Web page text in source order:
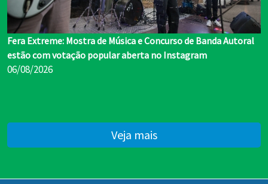
Fera Extreme: Mostra de Música e Concurso de Banda Autoral
estão com votação popular aberta no Instagram
06/08/2026
Veja mais